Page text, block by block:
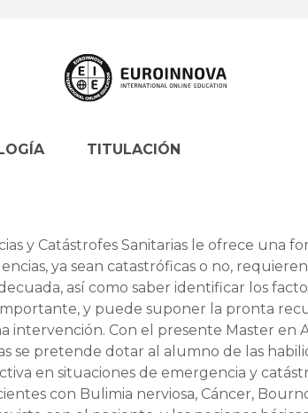
y Catástrofes Sanitarias le ofrece una
ya sean catastróficas o no,
así como saber identificar los
y puede suponer la pronta
intervención. Con el presente Master en
se pretende dotar al alumno de las
en situaciones de emergencia y
con Bulimia nerviosa, Cáncer,
TITULACIÓN